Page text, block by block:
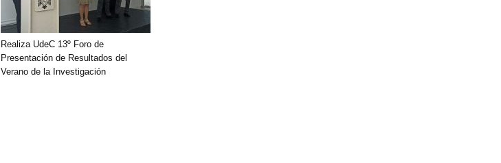
Realiza UdeC 13º Foro de
Presentación de Resultados del
Verano de la Investigación